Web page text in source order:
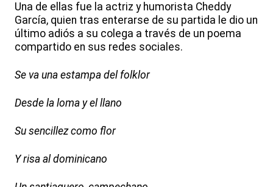
Una de ellas fue la actriz y humorista Cheddy
García, quien tras enterarse de su partida le dio un
último adiós a su colega a través de un poema
compartido en sus redes sociales.
Se va una estampa del folklor
Desde la loma y el llano
Su sencillez como flor
Y risa al dominicano